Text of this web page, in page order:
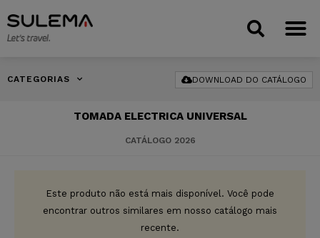
CATEGORIAS DOWNLOAD DO CATÁLOGO
TOMADA ELECTRICA UNIVERSAL
CATÁLOGO 2026
Este produto não está mais disponível. Você pode
encontrar outros similares em nosso catálogo mais
recente.